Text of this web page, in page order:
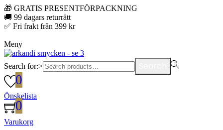
🎁 GRATIS PRESENTFÖRPACKNING
🚚 99 dagars returrätt
✅ Fri frakt från 399 kr
Meny
Search for:>
0
Önskelista
0
Varukorg